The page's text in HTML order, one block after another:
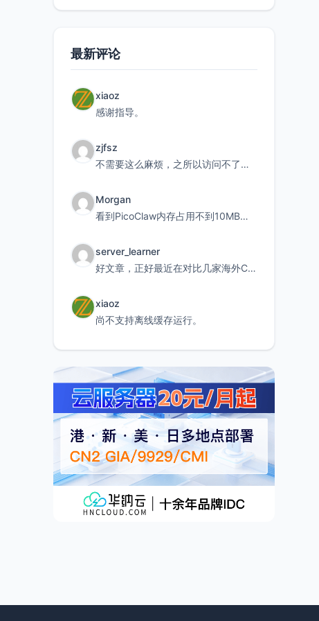
最新评论
xiaoz
感谢指导。
zjfsz
不需要这么麻烦，之所以访问不了，是由于非对称路由的问题，在爱快主路由添加一条静态路由192.168.
Morgan
看到PicoClaw内存占用不到10MB这个数据真的很惊喜，确实很适合我这种想用旧设备折腾AI的小白
server_learner
好文章，正好最近在对比几家海外CDN。文中提到CF免费版不支持自定义回源端口和HOST这个痛点太真实
xiaoz
尚不支持离线缓存运行。